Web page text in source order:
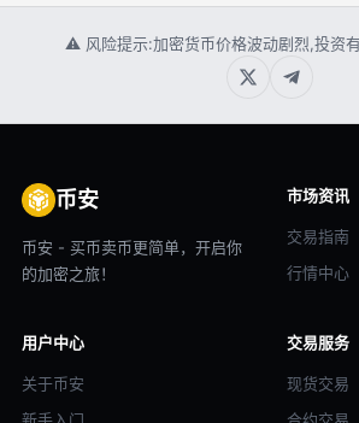
⚠ 风险提示:加密货币价格波动剧烈,投资
币安
币安 - 买币卖币更简单，开启你
的加密之旅！
市场资讯
交易指南
行情中心
用户中心
关于币安
交易服务
现货交易